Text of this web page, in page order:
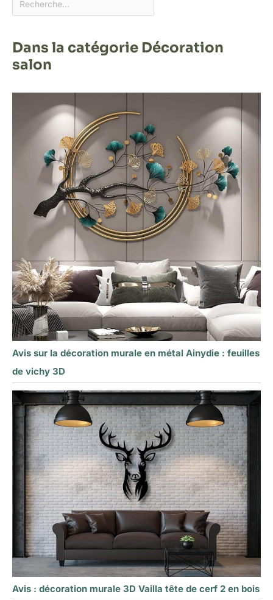
Dans la catégorie Décoration
salon
Avis sur la décoration murale en métal Ainydie : feuilles
de vichy 3D
Avis : décoration murale 3D Vailla tête de cerf 2 en bois